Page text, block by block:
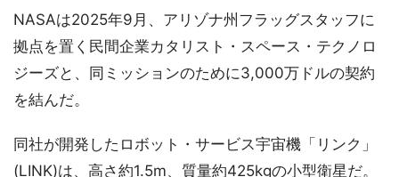
NASAは2025年9月、アリゾナ州フラッグスタッフに
拠点を置く民間企業カタリスト・スペース・テクノロ
ジーズと、同ミッションのために3,000万ドルの契約
を結んだ。
同社が開発したロボット・サービス宇宙機「リンク」
(LINK)は、高さ約1.5m、質量約425kgの小型衛星だ。